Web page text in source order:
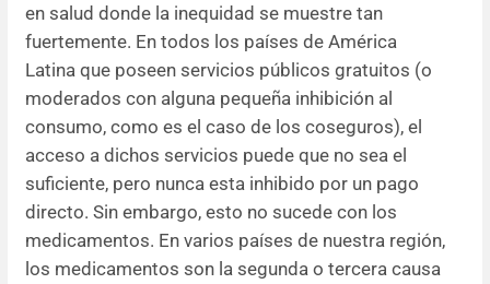
en salud donde la inequidad se muestre tan
fuertemente. En todos los países de América
Latina que poseen servicios públicos gratuitos (o
moderados con alguna pequeña inhibición al
consumo, como es el caso de los coseguros), el
acceso a dichos servicios puede que no sea el
suficiente, pero nunca esta inhibido por un pago
directo. Sin embargo, esto no sucede con los
medicamentos. En varios países de nuestra región,
los medicamentos son la segunda o tercera causa